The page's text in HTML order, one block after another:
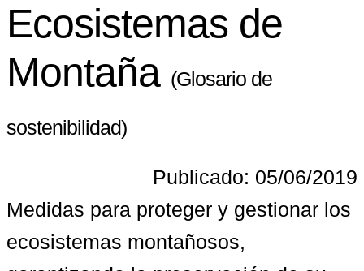
Ecosistemas de
Montaña (Glosario de
sostenibilidad)
Publicado: 05/06/2019
Medidas para proteger y gestionar los
ecosistemas montañosos,